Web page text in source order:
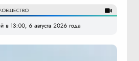
ОБЩЕСТВО
в 13:00, 6 августа 2026 года